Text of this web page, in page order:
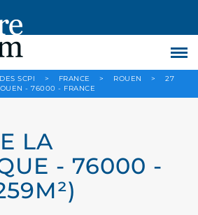
SCPI > FRANCE > ROUEN >
27
- 76000 - FRANCE
LA
- 76000 -